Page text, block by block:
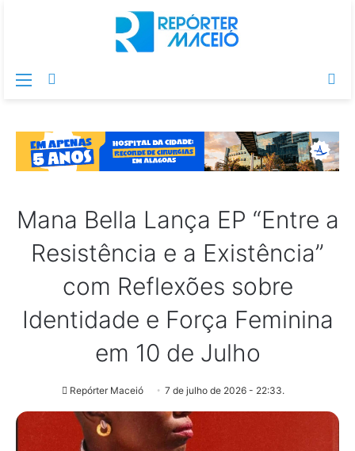
Menu
Mana Bella Lança EP “Entre a
Resistência e a Existência”
com Reflexões sobre
Identidade e Força Feminina
em 10 de Julho
Repórter Maceió 7 de julho de 2026 - 22:33.